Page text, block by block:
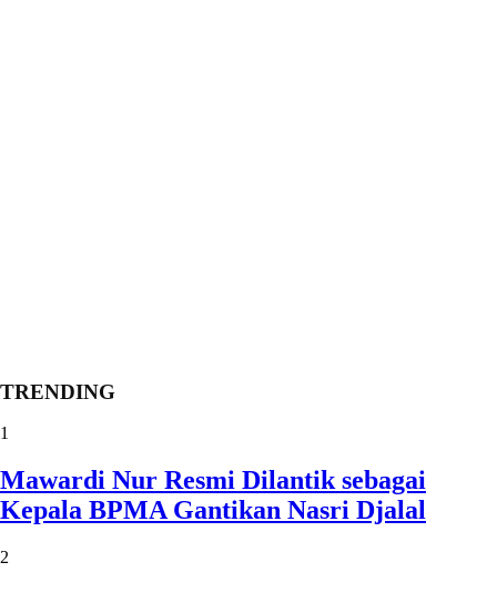
TRENDING
1
Mawardi Nur Resmi Dilantik sebagai
Kepala BPMA Gantikan Nasri Djalal
2